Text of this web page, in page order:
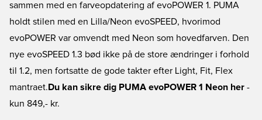
sammen med en farveopdatering af evoPOWER 1. PUMA
holdt stilen med en Lilla/Neon evoSPEED, hvorimod
evoPOWER var omvendt med Neon som hovedfarven. Den
nye evoSPEED 1.3 bød ikke på de store ændringer i forhold
til 1.2, men fortsatte de gode takter efter Light, Fit, Flex
mantraet. Du kan sikre dig PUMA evoPOWER 1 Neon her -
kun 849,- kr.